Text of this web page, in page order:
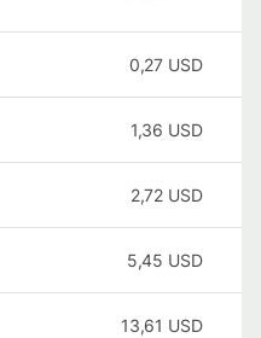
0,27 USD
1,36 USD
2,72 USD
5,45 USD
13,61 USD